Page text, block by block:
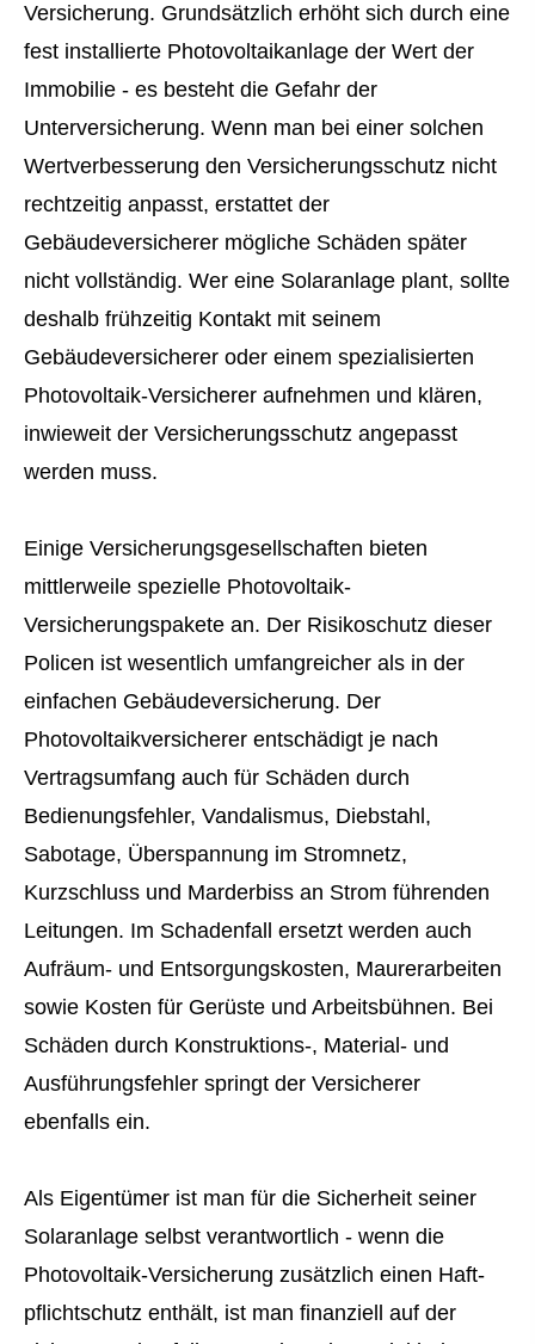
Versicherung. Grundsätzlich erhöht sich durch eine
fest installierte Photovoltaikanlage der Wert der
Immobilie - es besteht die Gefahr der
Unterversicherung. Wenn man bei einer solchen
Wertverbesserung den Versicherungsschutz nicht
rechtzeitig anpasst, erstattet der
Gebäudeversicherer mögliche Schäden später
nicht vollständig. Wer eine Solaranlage plant, sollte
deshalb frühzeitig Kontakt mit seinem
Gebäudeversicherer oder einem spezialisierten
Photovoltaik-Versicherer aufnehmen und klären,
inwieweit der Versicherungsschutz angepasst
werden muss.
Einige Versicherungsgesellschaften bieten
mittlerweile spezielle Photovoltaik-
Versicherungspakete an. Der Risikoschutz dieser
Policen ist wesentlich umfangreicher als in der
einfachen Ge­bäude­ver­si­che­rung. Der
Photovoltaikversicherer entschädigt je nach
Vertragsumfang auch für Schäden durch
Bedienungsfehler, Vandalismus, Diebstahl,
Sabotage, Überspannung im Stromnetz,
Kurzschluss und Marderbiss an Strom führenden
Leitungen. Im Schadenfall ersetzt werden auch
Aufräum- und Entsorgungskosten, Maurerarbeiten
sowie Kosten für Gerüste und Arbeitsbühnen. Bei
Schäden durch Konstruktions-, Material- und
Ausführungsfehler springt der Versicherer
ebenfalls ein.
Als Eigentümer ist man für die Sicherheit seiner
Solaranlage selbst verantwortlich - wenn die
Photovoltaik-Versicherung zusätzlich einen Haft­
pflichtschutz enthält, ist man finanziell auf der